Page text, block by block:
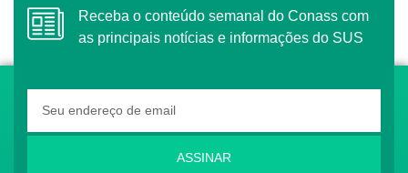
Receba o conteúdo semanal do Conass com
as principais notícias e informações do SUS
ASSINAR